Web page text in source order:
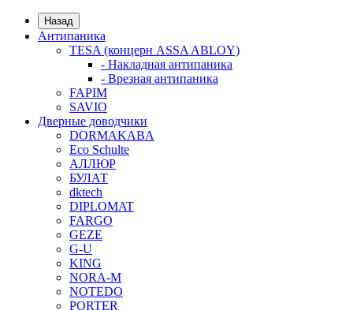
Назад
Антипаника
TESA (концерн ASSA ABLOY)
- Накладная антипаника
- Врезная антипаника
FAPIM
SAVIO
Дверные доводчики
DORMAKABA
Eco Schulte
АЛЛЮР
БУЛАТ
dktech
DIPLOMAT
FARGO
GEZE
G-U
KING
NORA-M
NOTEDO
PORTER